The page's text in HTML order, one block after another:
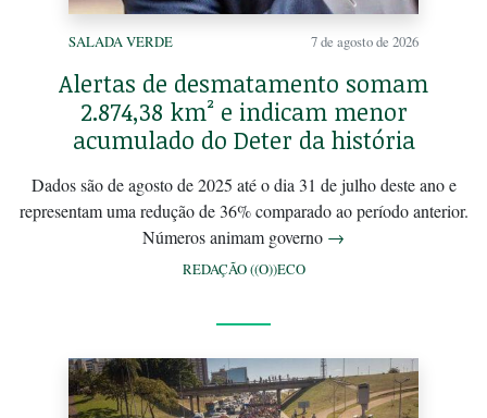
SALADA VERDE 7 de agosto de 2026
Alertas de desmatamento somam
2.874,38 km² e indicam menor
acumulado do Deter da história
Dados são de agosto de 2025 até o dia 31 de julho deste ano e
representam uma redução de 36% comparado ao período anterior.
Números animam governo →
REDAÇÃO ((O))ECO